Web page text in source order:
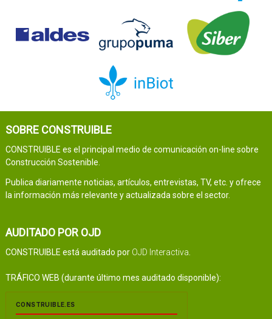
SOBRE CONSTRUIBLE
CONSTRUIBLE es el principal medio de comunicación on-line sobre
Construcción Sostenible.
Publica diariamente noticias, artículos, entrevistas, TV, etc. y ofrece
la información más relevante y actualizada sobre el sector.
AUDITADO POR OJD
CONSTRUIBLE está auditado por OJD Interactiva
TRÁFICO WEB (durante último mes auditado disponible):